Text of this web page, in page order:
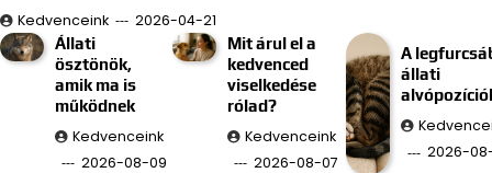
Kedvenceink
2026-04-21
Állati
ösztönök,
amik ma is
működnek
Kedvenceink
2026-08-09
Mit árul el a
kedvenced
viselkedése
rólad?
Kedvenceink
2026-08-07
A
állati
2026-